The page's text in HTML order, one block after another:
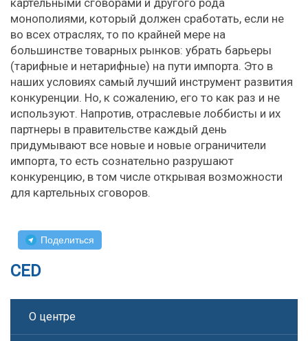
картельными сговорами и другого рода
монополиями, который должен сработать, если не
во всех отраслях, то по крайней мере на
большинстве товарных рынков: убрать барьеры
(тарифные и нетарифные) на пути импорта. Это в
наших условиях самый лучший инструмент развития
конкуренции. Но, к сожалению, его то как раз и не
используют. Напротив, отраслевые лоббисты и их
партнеры в правительстве каждый день
придумывают все новые и новые ограничители
импорта, то есть сознательно разрушают
конкуренцию, в том числе открывая возможности
для картельных сговоров.
Поделиться
CED
О центре